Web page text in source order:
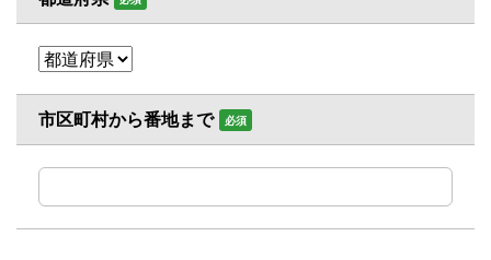
市区町村から番地まで 必須